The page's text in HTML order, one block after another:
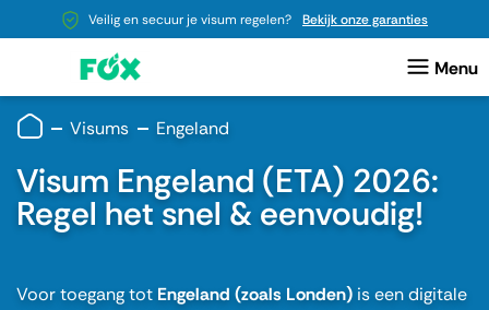
Veilig en secuur je visum regelen? Bekijk onze garanties
Visums Engeland
Visum Engeland (ETA) 2026:
Regel het snel & eenvoudig!
Voor toegang tot Engeland (zoals Londen) is een digitale